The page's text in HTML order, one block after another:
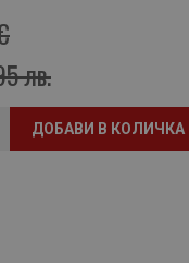
лв.
ДОБАВИ В КОЛИЧКА